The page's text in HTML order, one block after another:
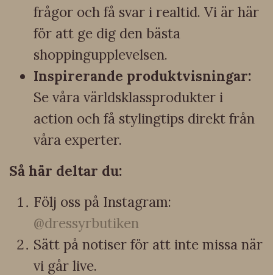
frågor och få svar i realtid. Vi är här
för att ge dig den bästa
shoppingupplevelsen.
Inspirerande produktvisningar:
Se våra världsklassprodukter i
action och få stylingtips direkt från
våra experter.
Så här deltar du:
Följ oss på Instagram:
@dressyrbutiken
Sätt på notiser för att inte missa när
vi går live.